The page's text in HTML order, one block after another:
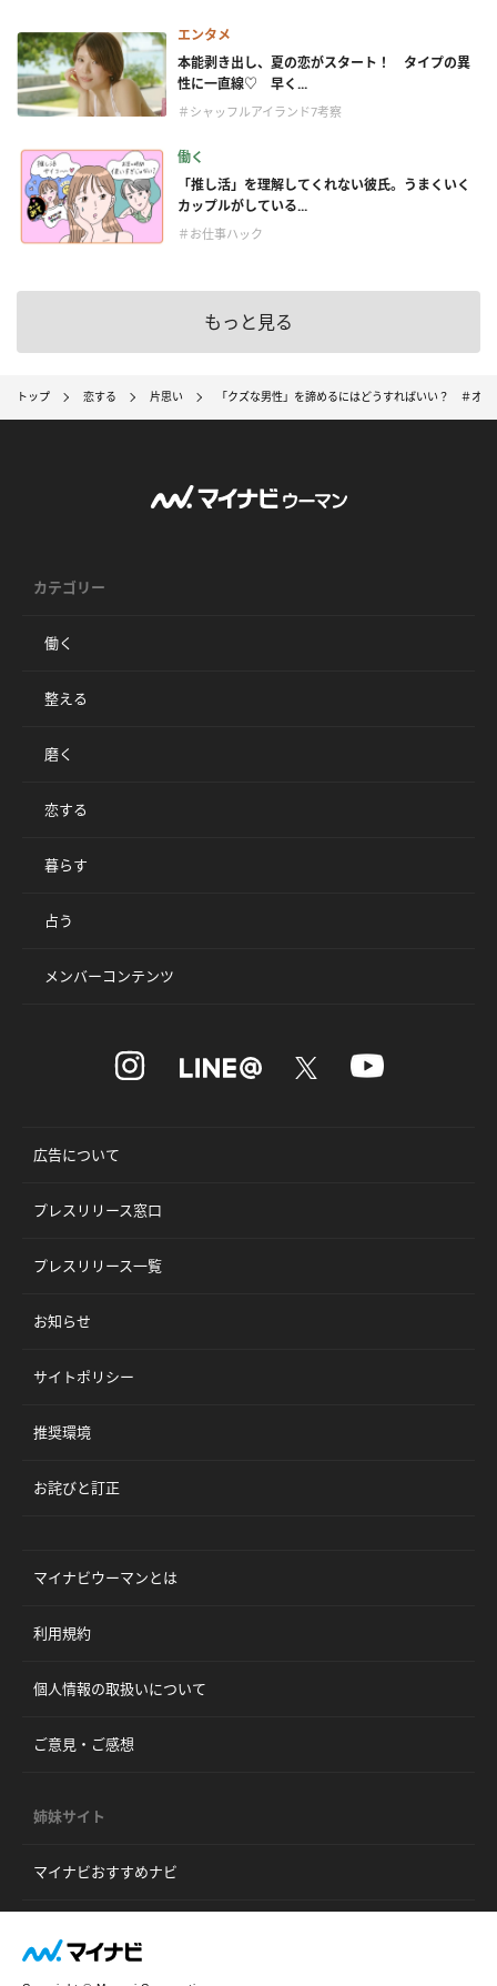
エンタメ
本能剥き出し、夏の恋がスタート！ タイプの異
性に一直線♡ 早く...
＃シャッフルアイランド7考察
働く
「推し活」を理解してくれない彼氏。うまくいく
カップルがしている...
＃お仕事ハック
もっと見る
トップ 恋する 片思い 「クズな男性」を諦めるにはどうすればいい？ ＃オト
カテゴリー
働く
整える
磨く
恋する
暮らす
占う
メンバーコンテンツ
広告について
プレスリリース窓口
プレスリリース一覧
お知らせ
サイトポリシー
推奨環境
お詫びと訂正
マイナビウーマンとは
利用規約
個人情報の取扱いについて
ご意見・ご感想
姉妹サイト
マイナビおすすめナビ